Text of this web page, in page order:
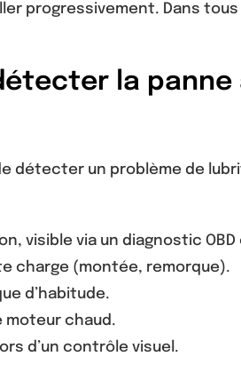
progressivement. Dans
la
un problème de
visible via un diagnostic
charge (montée, remorque).
d’habitude.
moteur chaud.
d’un contrôle visuel.